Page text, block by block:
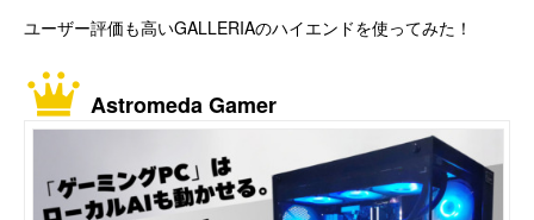
ユーザー評価も高いGALLERIAのハイエンドを使ってみた！
Astromeda Gamer